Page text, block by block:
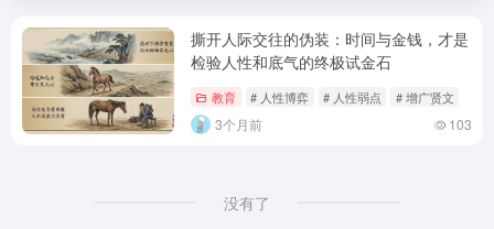
撕开人际交往的伪装：时间与金钱，才是
检验人性和底气的终极试金石
教育 # 人性博弈 # 人性弱点 # 增广贤文
3个月前 103
没有了